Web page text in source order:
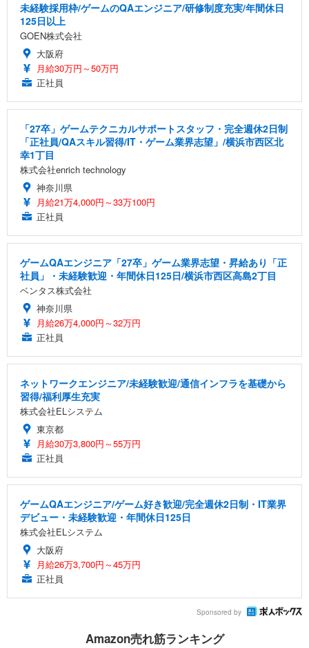
未経験採用枠/ゲームのQAエンジニア/研修制度充実/年間休日
125日以上
GOEN株式会社
大阪府
月給30万円～50万円
正社員
「27卒」ゲームテクニカルサポートスタッフ・完全週休2日制
「正社員/QAスキル習得/IT・ゲーム業界志望」/横浜市西区北
幸1丁目
株式会社enrich technology
神奈川県
月給21万4,000円～33万100円
正社員
ゲームQAエンジニア「27卒」ゲーム業界志望・昇給あり「正
社員」・未経験歓迎・年間休日125日/横浜市西区高島2丁目
ベンタス株式会社
神奈川県
月給26万4,000円～32万円
正社員
ネットワークエンジニア/未経験歓迎/通信インフラを基礎から
習得/福利厚生充実
株式会社ELシステム
東京都
月給30万3,800円～55万円
正社員
ゲームQAエンジニア/ゲーム好き歓迎/完全週休2日制・IT業界
デビュー・未経験歓迎・年間休日125日
株式会社ELシステム
大阪府
月給26万3,700円～45万円
正社員
Sponsored by
Amazon売れ筋ランキング